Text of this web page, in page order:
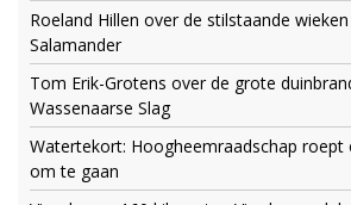
Roeland Hillen over de stilstaande
Salamander
Tom Erik-Grotens over de grote
Wassenaarse Slag
Watertekort: Hoogheemraadschap
om te gaan